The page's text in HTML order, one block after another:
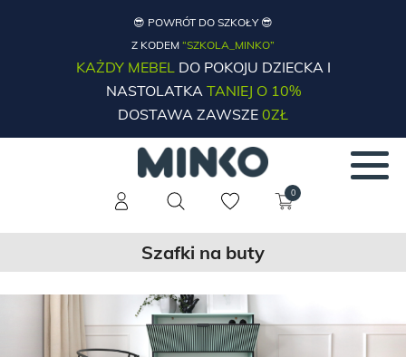
😎 POWRÓT DO SZKOŁY 😎
Z KODEM “SZKOLA_MINKO”
KAŻDY MEBELDO POKOJU DZIECKA I
NASTOLATKATANIEJ O 10%
DOSTAWA ZAWSZE 0ZŁ
0
Szafki na buty